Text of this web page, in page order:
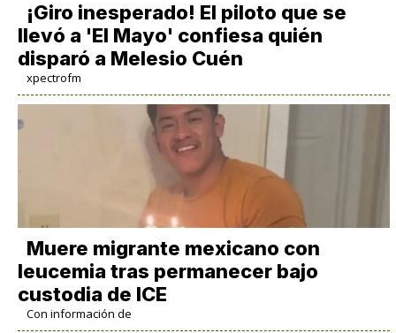
¡Giro inesperado! El piloto que se
llevó a 'El Mayo' confiesa quién
disparó a Melesio Cuén
xpectrofm
Muere migrante mexicano con
leucemia tras permanecer bajo
custodia de ICE
Con información de